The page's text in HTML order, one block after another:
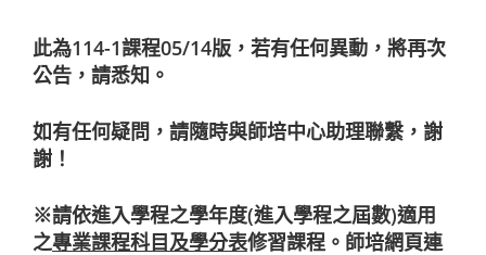
此為114-1課程05/14版，若有任何異動，將再次
公告，請悉知。
如有任何疑問，請隨時與師培中心助理聯繫，謝
謝！
※請依進入學程之學年度(進入學程之屆數)適用
之專業課程科目及學分表修習課程。師培網頁連